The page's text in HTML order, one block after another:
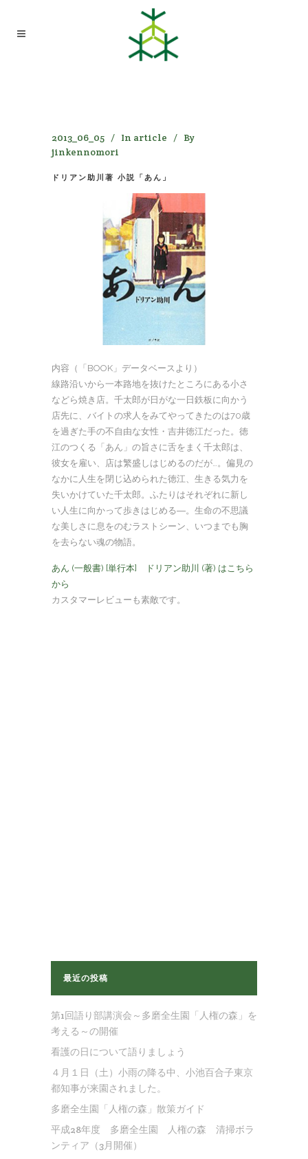
2013_06_05 In article
By
jinkennomori
ドリアン助川著 小説「あん」
内容（「BOOK」データベースより）
線路沿いから一本路地を抜けたところにある小さ
などら焼き店。千太郎が日がな一日鉄板に向かう
店先に、バイトの求人をみてやってきたのは70歳
を過ぎた手の不自由な女性・吉井徳江だった。徳
江のつくる「あん」の旨さに舌をまく千太郎は、
彼女を雇い、店は繁盛しはじめるのだが…。偏見の
なかに人生を閉じ込められた徳江、生きる気力を
失いかけていた千太郎。ふたりはそれぞれに新し
い人生に向かって歩きはじめる―。生命の不思議
な美しさに息をのむラストシーン、いつまでも胸
を去らない魂の物語。
あん (一般書) [単行本] ドリアン助川 (著) はこちら
から
カスタマーレビューも素敵です。
最近の投稿
第1回語り部講演会～多磨全生園「人権の森」を
考える～の開催
看護の日について語りましょう
４月１日（土）小雨の降る中、小池百合子東京
都知事が来園されました。
多磨全生園「人権の森」散策ガイド
平成28年度 多磨全生園 人権の森 清掃ボラ
ンティア（3月開催）